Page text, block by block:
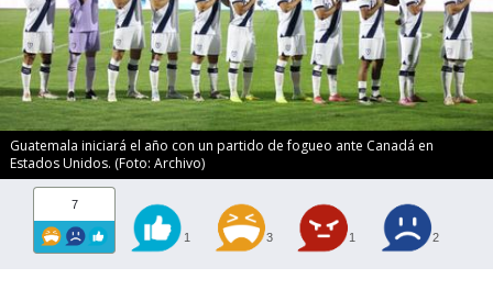
Guatemala iniciará el año con un partido de fogueo ante Canadá en
Estados Unidos. (Foto: Archivo)
7
1 3 1 2